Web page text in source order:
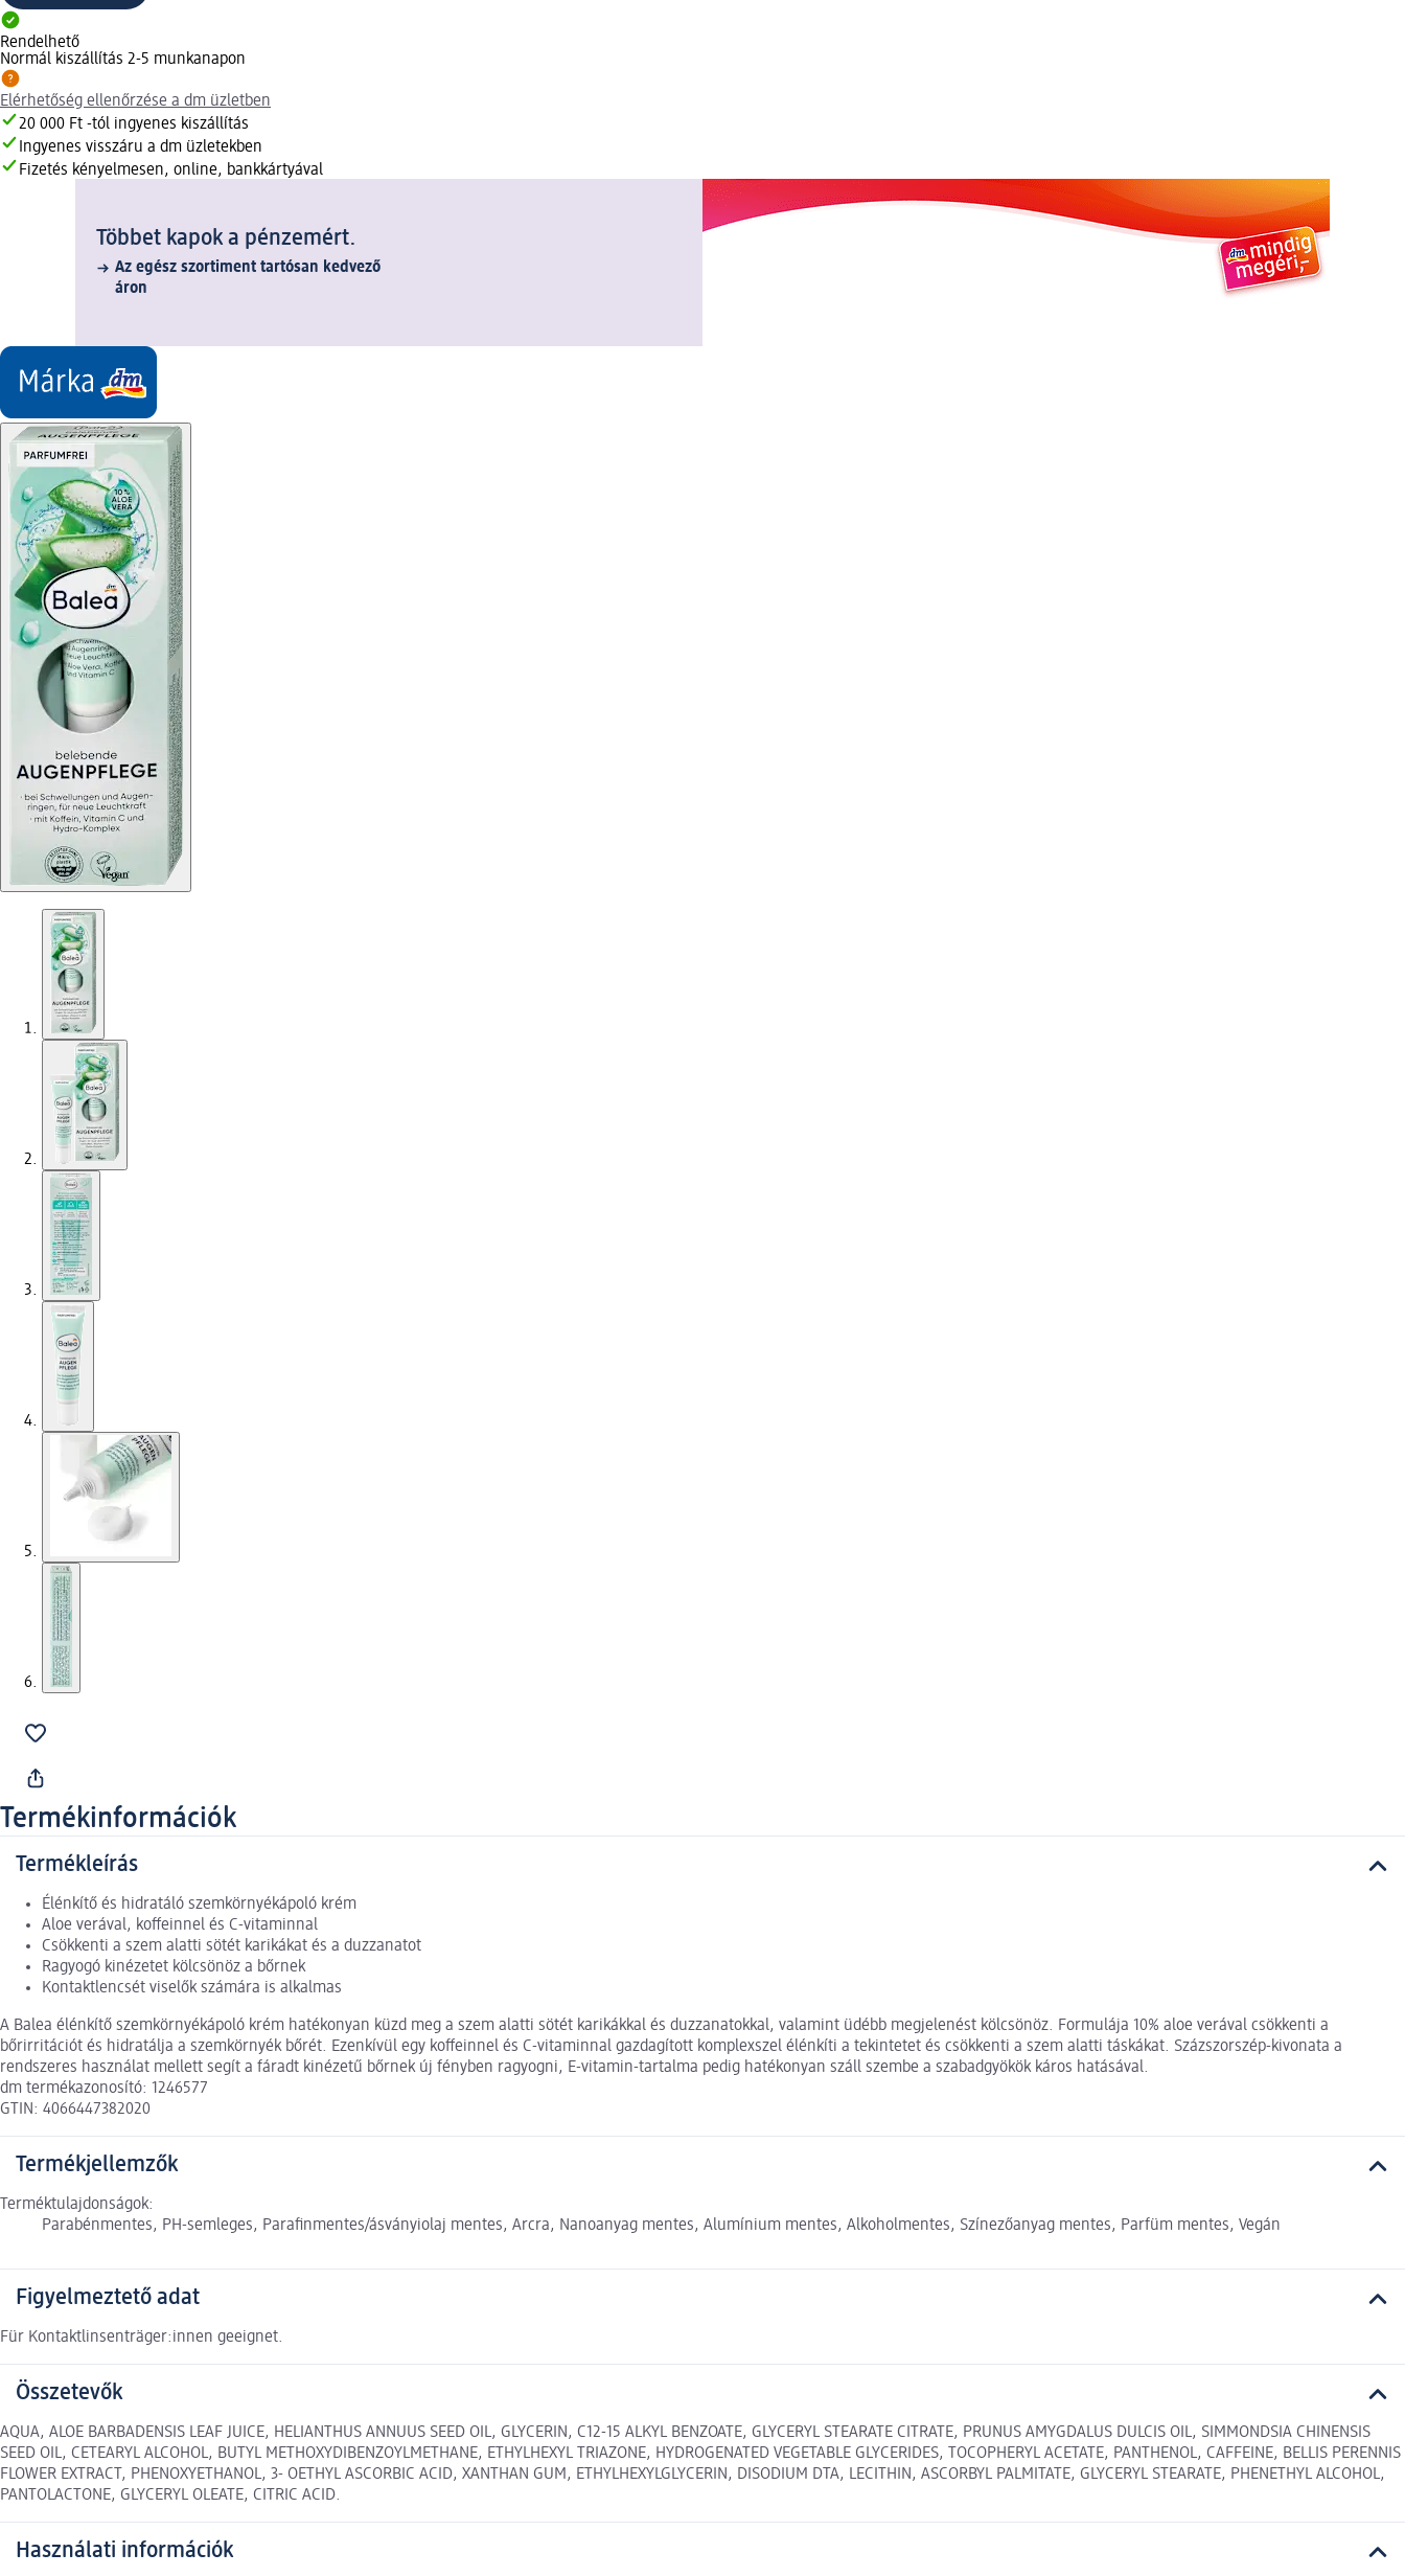
Rendelhető
Normál kiszállítás 2-5 munkanapon
Elérhetőség ellenőrzése a dm üzletben
20 000 Ft -tól ingyenes kiszállítás
Ingyenes visszáru a dm üzletekben
Fizetés kényelmesen, online, bankkártyával
Többet kapok a pénzemért.
Az egész szortiment tartósan kedvező
áron
Termékinformációk
Termékleírás
Élénkítő és hidratáló szemkörnyékápoló krém
Aloe verával, koffeinnel és C-vitaminnal
Csökkenti a szem alatti sötét karikákat és a duzzanatot
Ragyogó kinézetet kölcsönöz a bőrnek
Kontaktlencsét viselők számára is alkalmas
A Balea élénkítő szemkörnyékápoló krém hatékonyan küzd meg a szem alatti sötét karikákkal és duzzanatokkal, valamint üdébb megjelenést kölcsönöz. Formulája 10% aloe verával csökkenti a
bőrirritációt és hidratálja a szemkörnyék bőrét. Ezenkívül egy koffeinnel és C-vitaminnal gazdagított komplexszel élénkíti a tekintetet és csökkenti a szem alatti táskákat. Százszorszép-kivonata a
rendszeres használat mellett segít a fáradt kinézetű bőrnek új fényben ragyogni, E-vitamin-tartalma pedig hatékonyan száll szembe a szabadgyökök káros hatásával.
dm termékazonosító: 1246577
GTIN: 4066447382020
Termékjellemzők
Terméktulajdonságok:
Parabénmentes, PH-semleges, Parafinmentes/ásványiolaj mentes, Arcra, Nanoanyag mentes, Alumínium mentes, Alkoholmentes, Színezőanyag mentes, Parfüm mentes, Vegán
Figyelmeztető adat
Für Kontaktlinsenträger:innen geeignet.
Összetevők
AQUA, ALOE BARBADENSIS LEAF JUICE, HELIANTHUS ANNUUS SEED OIL, GLYCERIN, C12-15 ALKYL BENZOATE, GLYCERYL STEARATE CITRATE, PRUNUS AMYGDALUS DULCIS OIL, SIMMONDSIA CHINENSIS
SEED OIL, CETEARYL ALCOHOL, BUTYL METHOXYDIBENZOYLMETHANE, ETHYLHEXYL TRIAZONE, HYDROGENATED VEGETABLE GLYCERIDES, TOCOPHERYL ACETATE, PANTHENOL, CAFFEINE, BELLIS PERENNIS
FLOWER EXTRACT, PHENOXYETHANOL, 3- OETHYL ASCORBIC ACID, XANTHAN GUM, ETHYLHEXYLGLYCERIN, DISODIUM DTA, LECITHIN, ASCORBYL PALMITATE, GLYCERYL STEARATE, PHENETHYL ALCOHOL,
PANTOLACTONE, GLYCERYL OLEATE, CITRIC ACID.
Használati információk